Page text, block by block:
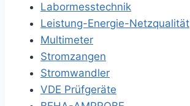
Labormesstechnik
Leistung-Energie-Netzqualität
Multimeter
Stromzangen
Stromwandler
VDE Prüfgeräte